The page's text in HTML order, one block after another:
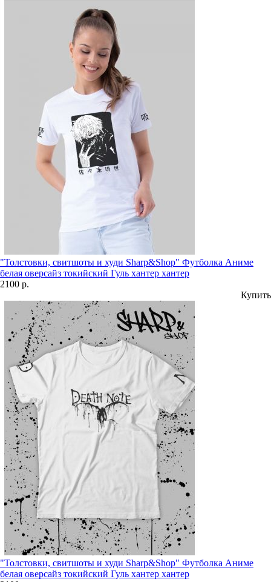
"Толстовки, свитшоты и худи Sharp&Shop" Футболка Аниме
белая оверсайз токийский Гуль хантер хантер
2100 р.
Купить
"Толстовки, свитшоты и худи Sharp&Shop" Футболка Аниме
белая оверсайз токийский Гуль хантер хантер